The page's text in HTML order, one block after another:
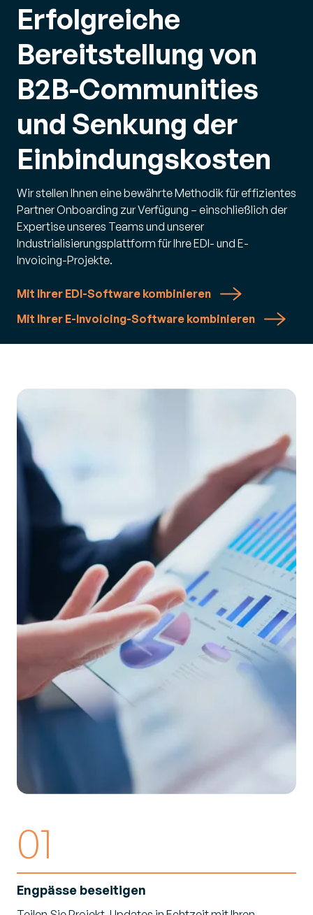
Erfolgreiche
Bereitstellung von
B2B-Communities
und Senkung der
Einbindungskosten
Wir stellen Ihnen eine bewährte Methodik für effizientes
Partner Onboarding zur Verfügung – einschließlich der
Expertise unseres Teams und unserer
Industrialisierungsplattform für Ihre EDI- und E-
Invoicing-Projekte.
Mit Ihrer EDI-Software kombinieren
Mit Ihrer E-Invoicing-Software kombinieren
01
Engpässe beseitigen